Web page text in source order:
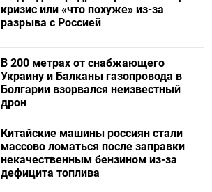
кризис или «что похуже» из-за
разрыва с Россией
В 200 метрах от снабжающего
Украину и Балканы газопровода в
Болгарии взорвался неизвестный
дрон
Китайские машины россиян стали
массово ломаться после заправки
некачественным бензином из-за
дефицита топлива